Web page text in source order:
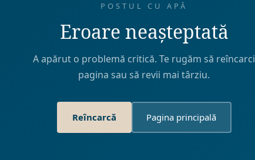
POSTUL CU APĂ
Eroare neașteptată
A apărut o problemă critică. Te rugăm să reîncarci
pagina sau să revii mai târziu.
Reîncarcă Pagina principală